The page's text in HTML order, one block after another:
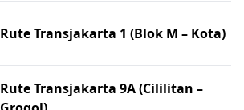
Rute Transjakarta 1 (Blok M – Kota)
Rute Transjakarta 9A (Cililitan –